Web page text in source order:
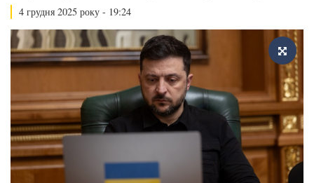
4 грудня 2025 року - 19:24